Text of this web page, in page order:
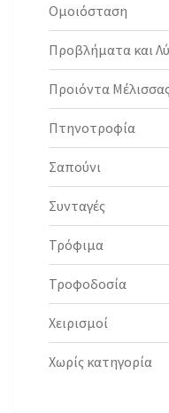
Ομοιόσταση
Προβλήματα και
Προιόντα Μέλισσας
Πτηνοτροφία
Σαπούνι
Συνταγές
Τρόφιμα
Τροφοδοσία
Χειρισμοί
Χωρίς κατηγορία